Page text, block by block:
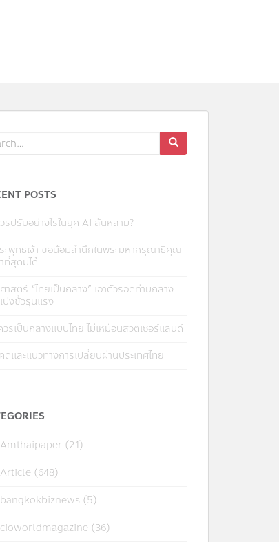
POSTS
รปรับอย่างไรในยุค AI ล้นหลาม?
ะพุทธเจ้า ขอน้อมสำนึกในพระมหากรุณาธิคุณ
ที่สุดมิได้
าสตร์ “ไทยเป็นกลาง” เอาตัวรอดท่ามกลาง
บ่งขั้วรุนแรง
วรเป็นกลางแบบไทย ไม่เหมือนสวิตเซอร์แลนด์
ดและแนวทางการเปลี่ยนผ่านประเทศไทย
Amthaipaper (21)
Article (648)
bangkokbiznews (5)
cioworldmagazine (36)